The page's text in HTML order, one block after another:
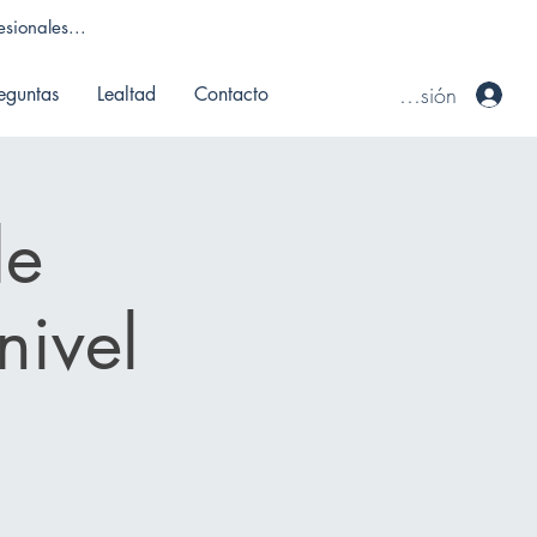
Lealtad Contacto Iniciar sesión